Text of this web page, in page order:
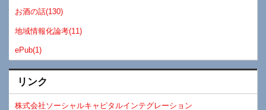
お酒の話(130)
地域情報化論考(11)
ePub(1)
リンク
株式会社ソーシャルキャピタルインテグレーション